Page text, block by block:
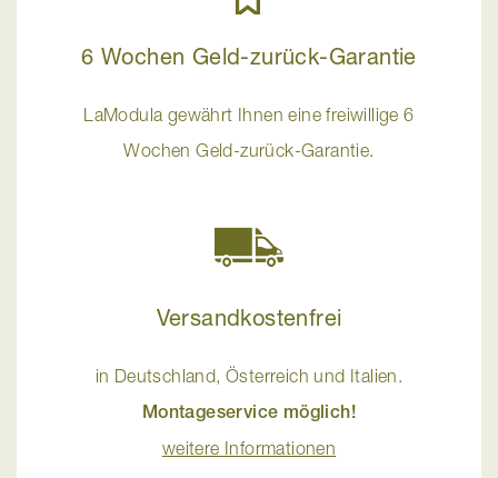
6 Wochen Geld-zurück-Garantie
LaModula gewährt Ihnen eine freiwillige 6
Wochen Geld-zurück-Garantie.
Versandkostenfrei
in Deutschland, Österreich und Italien.
Montageservice möglich!
weitere Informationen